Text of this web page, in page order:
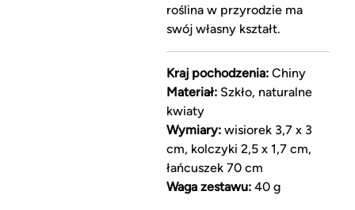
roślina w przyrodzie ma
swój własny kształt.
Kraj pochodzenia:Chiny
Materiał:Szkło, naturalne
kwiaty
Wymiary:wisiorek 3,7 x 3
cm, kolczyki 2,5 x 1,7 cm,
łańcuszek 70 cm
Waga zestawu:40 g